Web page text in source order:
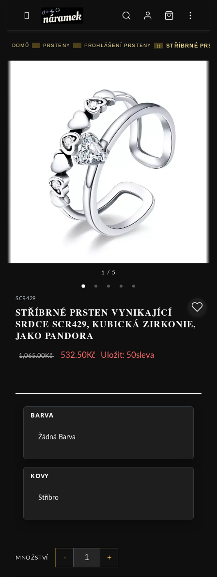
DOMŮ :: PRSTENY :: PROHLÁŠENÍ PRSTENY :: STŘÍBRNÉ
1 / 5
SCR429
STŘÍBRNÉ PRSTEN VYNIKAJÍCÍ
SRDCE SCR429, KUBICKÁ ZIRKONIE,
JAKO PANDORA
1,065.00Kč 532.50Kč Uložit: 50sleva
BARVA
Žádná Barva
KOVY
Stříbro
MNOŽSTVÍ - +